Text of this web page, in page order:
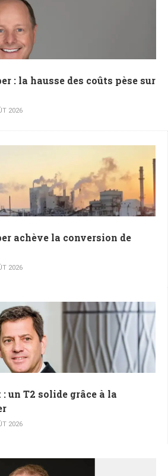
: la hausse des coûts pèse sur
2026
achève la conversion de
2026
un T2 solide grâce à la
2026